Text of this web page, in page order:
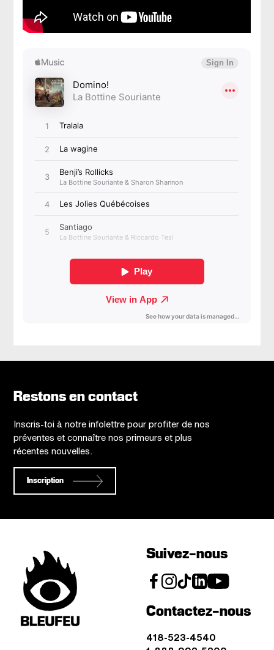
Restons en contact
Inscris-toi à notre infolettre pour profiter de nos
préventes et connaître nos primeurs et plus
récentes nouvelles.
Inscription
Suivez-nous
Contactez-nous
418-523-4540